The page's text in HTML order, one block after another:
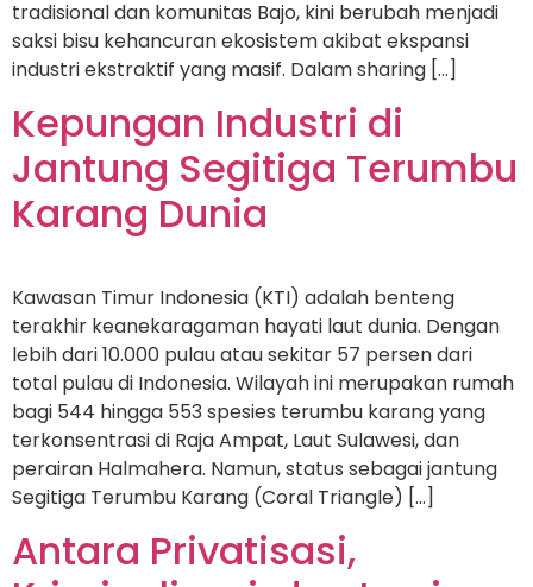
tradisional dan komunitas Bajo, kini berubah menjadi
saksi bisu kehancuran ekosistem akibat ekspansi
industri ekstraktif yang masif. Dalam sharing […]
Kepungan Industri di
Jantung Segitiga Terumbu
Karang Dunia
Kawasan Timur Indonesia (KTI) adalah benteng
terakhir keanekaragaman hayati laut dunia. Dengan
lebih dari 10.000 pulau atau sekitar 57 persen dari
total pulau di Indonesia. Wilayah ini merupakan rumah
bagi 544 hingga 553 spesies terumbu karang yang
terkonsentrasi di Raja Ampat, Laut Sulawesi, dan
perairan Halmahera. Namun, status sebagai jantung
Segitiga Terumbu Karang (Coral Triangle) […]
Antara Privatisasi,